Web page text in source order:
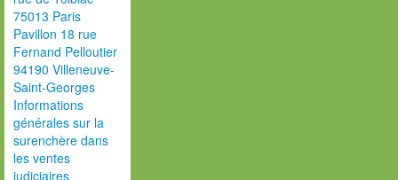
75013 Paris
Pavillon 18 rue
Fernand Pelloutier
94190 Villeneuve-
Saint-Georges
Informations
générales sur la
surenchère dans
les ventes
judiciaires